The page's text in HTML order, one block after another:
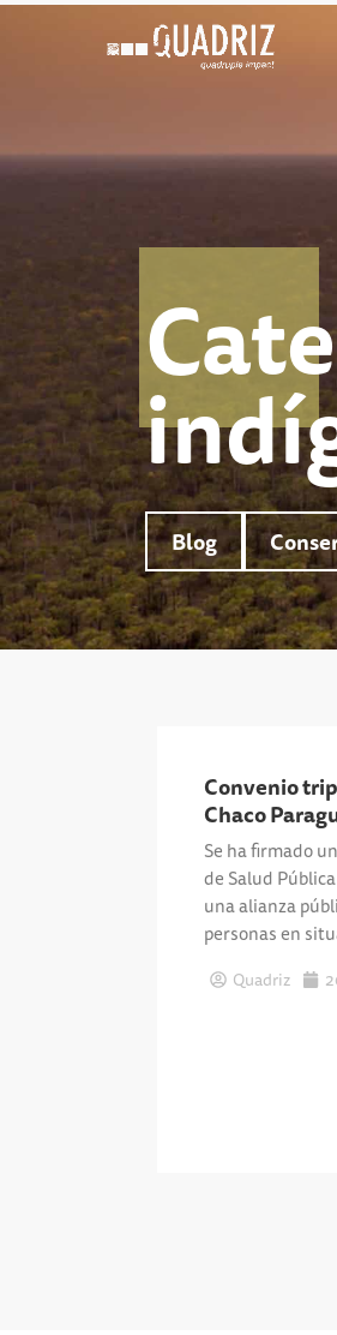
Blog
Convenio
Chaco
Se ha firmado
de Salud
una alianza
personas en
Quadriz